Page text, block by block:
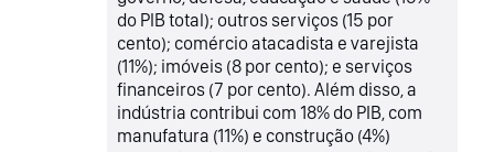
do PIB total); outros serviços (15 por
cento); comércio atacadista e varejista
(11%); imóveis (8 por cento); e serviços
financeiros (7 por cento). Além disso, a
indústria contribui com 18% do PIB, com
manufatura (11%) e construção (4%)